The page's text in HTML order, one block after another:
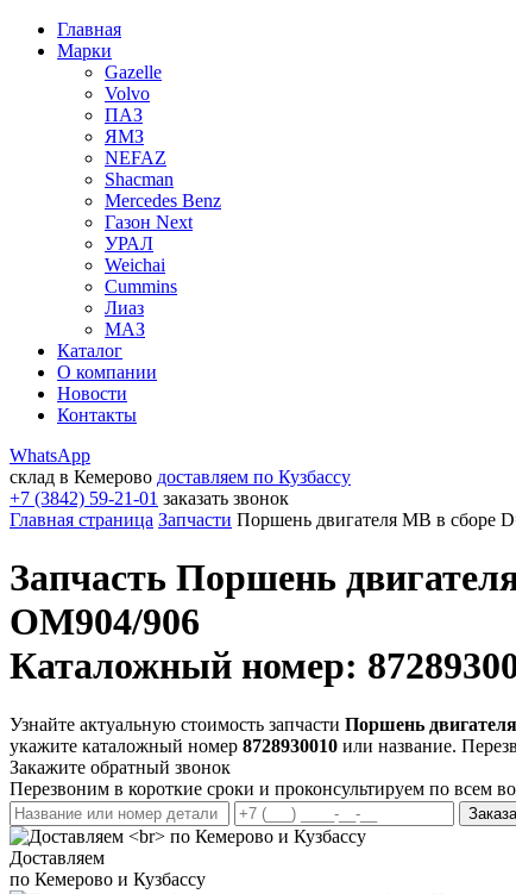
Главная
Марки
Gazelle
Volvo
ПАЗ
ЯМЗ
NEFAZ
Shacman
Mercedes Benz
Газон Next
УРАЛ
Weichai
Cummins
Лиаз
МАЗ
Каталог
О компании
Новости
Контакты
WhatsApp
склад в Кемерово доставляем по Кузбассу
+7 (3842) 59-21-01 заказать звонок
Главная страница Запчасти Поршень двигателя MB в сборе
Запчасть Поршень
OM904/906
Каталожный номер:
Узнайте актуальную стоимость запчасти Поршень
укажите каталожный номер 8728930010 или название.
Закажите обратный звонок
Перезвоним в короткие сроки и проконсультируем по всем
Доставляем
по Кемерово и Кузбассу